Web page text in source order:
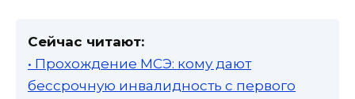
Сейчас читают:
• Прохождение МСЭ: кому дают
бессрочную инвалидность с первого